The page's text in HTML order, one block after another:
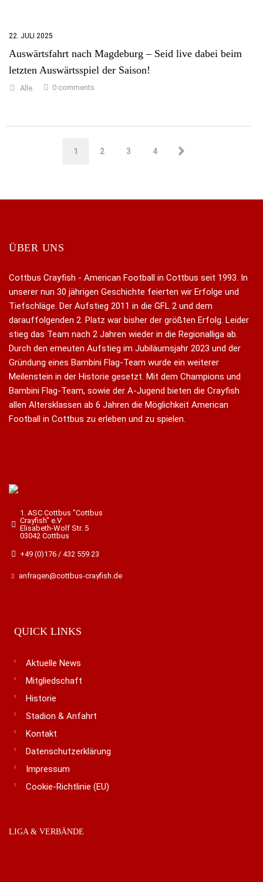
22. JULI 2025
Auswärtsfahrt nach Magdeburg – Seid live dabei beim
letzten Auswärtsspiel der Saison!
Alle 0 comments
1 2 3 4
ÜBER UNS
Cottbus Crayfish - American Football in Cottbus seit 1993. In
unserer nun 30 jährigen Geschichte feierten wir Erfolge und
Tiefschläge. Der Aufstieg 2011 in die GFL 2 und dem
darauffolgenden 2. Platz war bisher der größten Erfolg. Leider
stieg das Team nach 2 Jahren wieder in die Regionalliga ab.
Durch den erneuten Aufstieg im Jubiläumsjahr 2023 und der
Gründung eines Bambini Flag-Team wurde ein weiterer
Meilenstein in der Historie gesetzt. Mit dem Champions und
Bambini Flag-Team, sowie der A-Jugend bieten die Crayfish
allen Altersklassen ab 6 Jahren die Möglichkeit American
Football in Cottbus zu erleben und zu spielen.
1. ASC Cottbus "Cottbus
Crayfish" e.V
Elisabeth-Wolf Str. 5
03042 Cottbus
+49 (0)176 / 432 559 23
anfragen@cottbus-crayfish.de
QUICK LINKS
Aktuelle News
Mitgliedschaft
Historie
Stadion & Anfahrt
Kontakt
Datenschutzerklärung
Impressum
Cookie-Richtlinie (EU)
LIGA & VERBÄNDE